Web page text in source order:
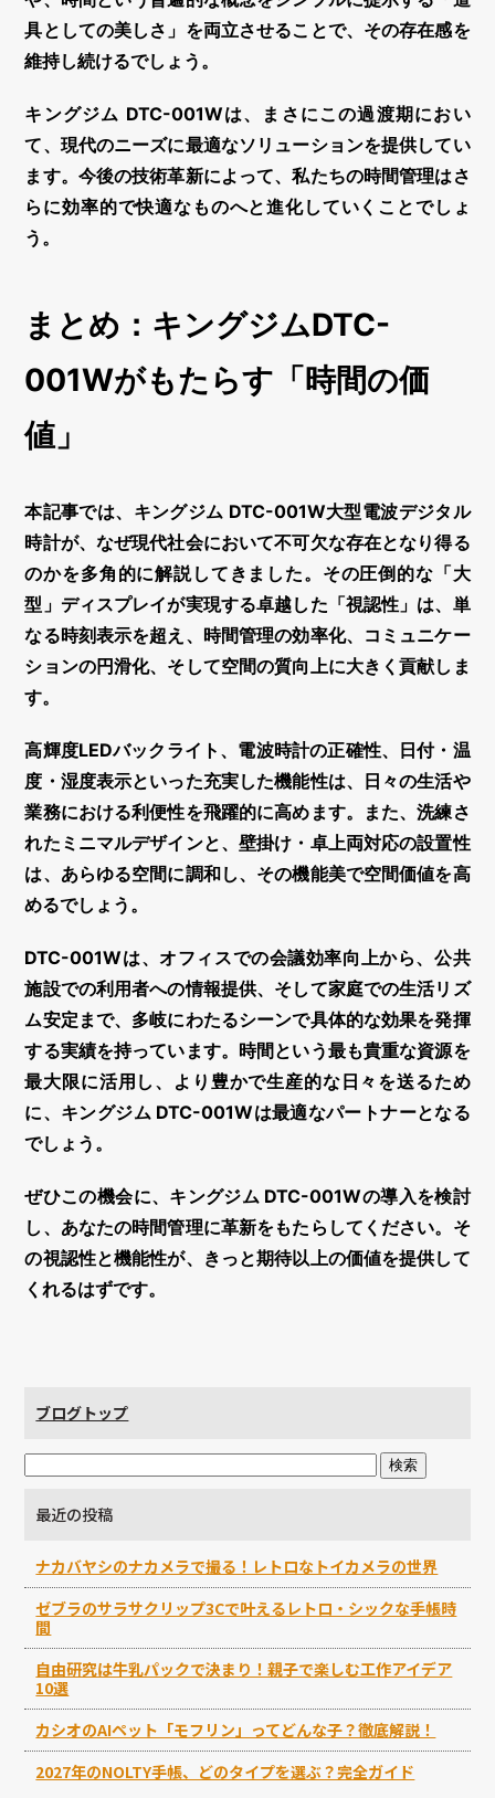
具としての美しさ」を両立させることで、その存在感を
維持し続けるでしょう。
キングジム DTC-001Wは、まさにこの過渡期におい
て、現代のニーズに最適なソリューションを提供してい
ます。今後の技術革新によって、私たちの時間管理はさ
らに効率的で快適なものへと進化していくことでしょ
う。
まとめ：キングジムDTC-
001Wがもたらす「時間の価
値」
本記事では、 キングジム DTC-001W大型電波デジタル
時計が、なぜ現代社会において不可欠な存在となり得る
のかを多角的に解説してきました。その圧倒的な「大
型」ディスプレイが実現する卓越した「視認性」は、単
なる時刻表示を超え、時間管理の効率化、コミュニケー
ションの円滑化、そして空間の質向上に大きく貢献しま
す。
高輝度LEDバックライト、電波時計の正確性、日付・温
度・湿度表示といった充実した機能性は、日々の生活や
業務における利便性を飛躍的に高めます。また、洗練さ
れたミニマルデザインと、壁掛け・卓上両対応の設置性
は、あらゆる空間に調和し、その機能美で空間価値を高
めるでしょう。
DTC-001Wは、オフィスでの会議効率向上から、公共
施設での利用者への情報提供、そして家庭での生活リズ
ム安定まで、多岐にわたるシーンで具体的な効果を発揮
する実績を持っています。時間という最も貴重な資源を
最大限に活用し、より豊かで生産的な日々を送るため
に、キングジム DTC-001Wは最適なパートナーとなる
でしょう。
ぜひこの機会に、キングジム DTC-001Wの導入を検討
し、あなたの時間管理に革新をもたらしてください。そ
の視認性と機能性が、きっと期待以上の価値を提供して
くれるはずです。
ブログトップ
最近の投稿
ナカバヤシのナカメラで撮る！レトロなトイカメラの世界
ゼブラのサラサクリップ3Cで叶えるレトロ・シックな手帳時
間
自由研究は牛乳パックで決まり！親子で楽しむ工作アイデア
10選
カシオのAIペット「モフリン」ってどんな子？徹底解説！
2027年のNOLTY手帳、どのタイプを選ぶ？完全ガイド